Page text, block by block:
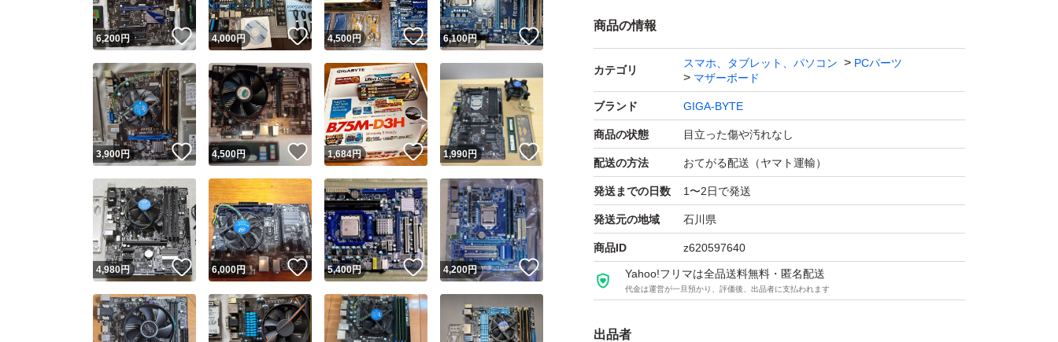
動作確認済みです。
商品の情報
カテゴリ
スマホ、タブレット、パソコン
PCパーツ
マザーボード
ブランド GIGA-BYTE
商品の状態 目立った傷や汚れなし
配送の方法 おてがる配送（ヤマト運輸）
発送までの日数 1〜2日で発送
発送元の地域 石川県
商品ID z620597640
Yahoo!フリマは全品送料無料・匿名配送
代金は運営が一旦預かり、評価後、出品者に支払われます
出品者
6,200円 いいね！
4,000円 いいね！
4,500円 いいね！
6,100円 いいね！
3,900円 いいね！
4,500円 いいね！
1,684円 いいね！
1,990円 いいね！
4,980円 いいね！
6,000円 いいね！
5,400円 いいね！
4,200円 いいね！